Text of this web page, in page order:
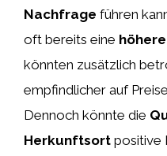
Nachfrage führen
oft bereits eine
könnten zusätzlich
empfindlicher auf
Dennoch könnte die
Herkunftsort positive